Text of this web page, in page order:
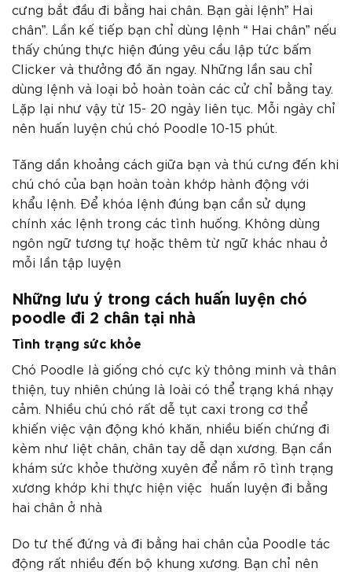
cưng bắt đầu đi bằng hai chân. Bạn gài lệnh” Hai
chân”. Lần kế tiếp bạn chỉ dùng lệnh “ Hai chân” nếu
thấy chúng thực hiện đúng yêu cầu lập tức bấm
Clicker và thưởng đồ ăn ngay. Những lần sau chỉ
dùng lệnh và loại bỏ hoàn toàn các cử chỉ bằng tay.
Lặp lại như vậy từ 15- 20 ngày liên tục. Mỗi ngày chỉ
nên huấn luyện chú chó Poodle 10-15 phút.
Tăng dần khoảng cách giữa bạn và thú cưng đến khi
chú chó của bạn hoàn toàn khớp hành động với
khẩu lệnh. Để khóa lệnh đúng bạn cần sử dụng
chính xác lệnh trong các tình huống. Không dùng
ngôn ngữ tương tự hoặc thêm từ ngữ khác nhau ở
mỗi lần tập luyện
Những lưu ý trong cách huấn luyện chó
poodle đi 2 chân tại nhà
Tình trạng sức khỏe
Chó Poodle là giống chó cực kỳ thông minh và thân
thiện, tuy nhiên chúng là loài có thể trạng khá nhạy
cảm. Nhiều chú chó rất dễ tụt caxi trong cơ thể
khiến việc vận động khó khăn, nhiều biến chứng đi
kèm như liệt chân, chân tay dễ dạn xương. Bạn cần
khám sức khỏe thường xuyên để nắm rõ tình trạng
xương khớp khi thực hiện việc huấn luyện đi bằng
hai chân ở nhà
Do tư thế đứng và đi bằng hai chân của Poodle tác
động rất nhiều đến bộ khung xương. Bạn chỉ nên